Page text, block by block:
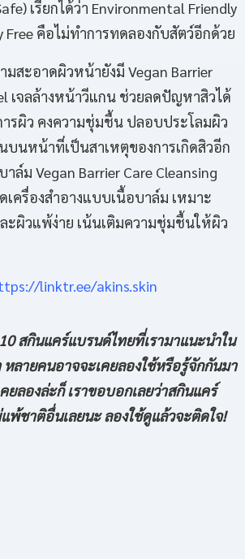
เรียกได้ว่า Environmental Friendly
Free คือไม่ทำการทดลองกับสัตว์อีกด้วย
สะอาดผิวหน้ายังมี Vegan Barrier
เจลล้างหน้าวีแกน ช่วยลดปัญหาสิวได้
รผิว คงความชุ่มชื้น ปลอบประโลมผิว
บนหน้าที่เป็นสาเหตุของการเกิดสิวอีก
ล์ม Vegan Barrier Care Cleansing
เครื่องสำอางแบบเนื้อบาล์ม เหมาะ
ะผิวแพ้ง่าย เน้นเติมความชุ่มชื้นให้ผิว
linktr.ee/akins.skin
สกินแคร์แบรนด์ไทยที่เรามาแนะนำใน
หลายคนอาจจะเคยลองใช้หรือรู้จักกันมา
ยลองล่ะก็ เราขอบอกเลยว่าสกินแคร์
พ้ชาติอื่นเลยนะ ลองใช้ดูแล้วจะติดใจ!